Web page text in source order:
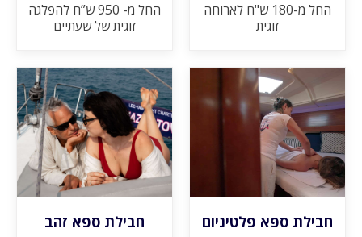
החל מ-180 ש"ח לארוחה
זוגית
החל מ- 950 ש”ח להפלגה
זוגית של שעתיים
חבילת ספא פלטיניום חבילת ספא זהב